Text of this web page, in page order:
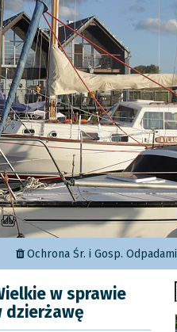
Ochrona Śr. i Gosp. Odpadami
w sprawie
dzierżawę